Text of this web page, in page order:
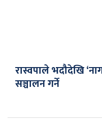
रास्वपाले भदौदेखि
सञ्चालन गर्ने